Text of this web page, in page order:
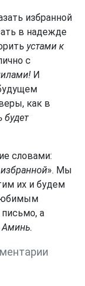
избранной
в надежде
устами к
с
И
как в
будет
словами:
». Мы
их и будем
а
Аминь.